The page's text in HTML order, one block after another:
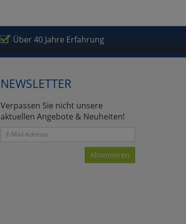
Über 40 Jahre Erfahrung
NEWSLETTER
Verpassen Sie nicht unsere
aktuellen Angebote & Neuheiten!
Abonnieren